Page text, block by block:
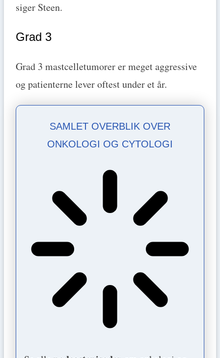
siger Steen.
Grad 3
Grad 3 mastcelletumorer er meget aggressive
og patienterne lever oftest under et år.
SAMLET OVERBLIK OVER
ONKOLOGI OG CYTOLOGI